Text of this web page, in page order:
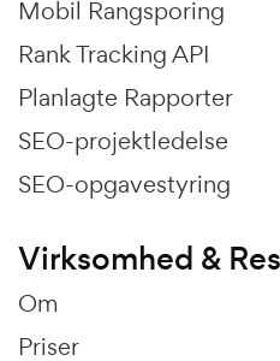
Mobil Rangsporing
Rank Tracking API
Planlagte Rapporter
SEO-projektledelse
SEO-opgavestyring
Virksomhed &
Om
Priser